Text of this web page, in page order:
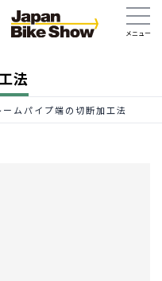
法
ームパイプ端の切断加工法